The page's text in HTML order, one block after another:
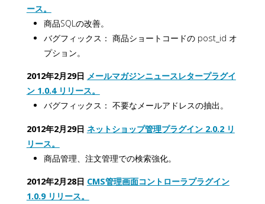
ース。
商品SQLの改善。
バグフィックス： 商品ショートコードの post_id オ
プション。
2012年2月29日 メールマガジンニュースレタープラグイ
ン 1.0.4 リリース。
バグフィックス： 不要なメールアドレスの抽出。
2012年2月29日 ネットショップ管理プラグイン 2.0.2 リ
リース。
商品管理、注文管理での検索強化。
2012年2月28日 CMS管理画面コントローラプラグイン
1.0.9 リリース。